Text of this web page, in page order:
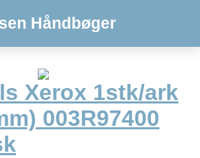
Håndbøger
Xerox 1stk/ark
003R97400